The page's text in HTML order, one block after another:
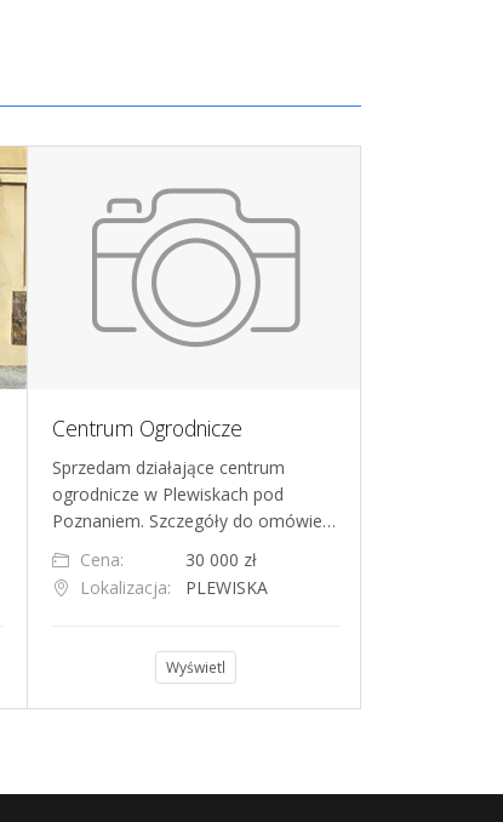
Centrum Ogrodnicze
Sprzedam działające centrum
ogrodnicze w Plewiskach pod
Poznaniem. Szczegóły do omówie…
Cena:
30 000 zł
Lokalizacja:
PLEWISKA
Wyświetl